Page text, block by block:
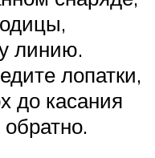
линию.
лопатки,
до касания